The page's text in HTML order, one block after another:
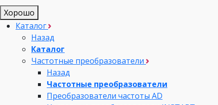
Хорошо
Каталог
Назад
Каталог
Частотные преобразователи
Назад
Частотные преобразователи
Преобразователи частоты AD